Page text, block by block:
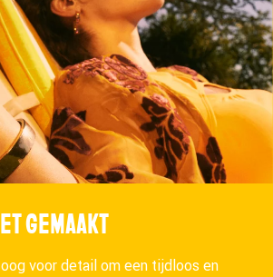
GEMAAKT
voor detail om een tijdloos en